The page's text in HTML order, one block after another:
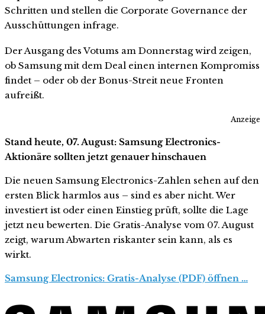
Schritten und stellen die Corporate Governance der
Ausschüttungen infrage.
Der Ausgang des Votums am Donnerstag wird zeigen,
ob Samsung mit dem Deal einen internen Kompromiss
findet – oder ob der Bonus-Streit neue Fronten
aufreißt.
Anzeige
Stand heute, 07. August: Samsung Electronics-
Aktionäre sollten jetzt genauer hinschauen
Die neuen Samsung Electronics-Zahlen sehen auf den
ersten Blick harmlos aus – sind es aber nicht. Wer
investiert ist oder einen Einstieg prüft, sollte die Lage
jetzt neu bewerten. Die Gratis-Analyse vom 07. August
zeigt, warum Abwarten riskanter sein kann, als es
wirkt.
Samsung Electronics: Gratis-Analyse (PDF) öffnen …